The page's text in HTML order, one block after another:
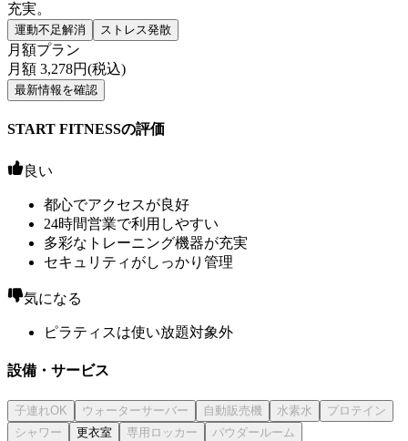
充実。
運動不足解消 ストレス発散
月額プラン
月額 3,278円(税込)
最新情報を確認
START FITNESSの評価
良い
都心でアクセスが良好
24時間営業で利用しやすい
多彩なトレーニング機器が充実
セキュリティがしっかり管理
気になる
ピラティスは使い放題対象外
設備・サービス
更衣室